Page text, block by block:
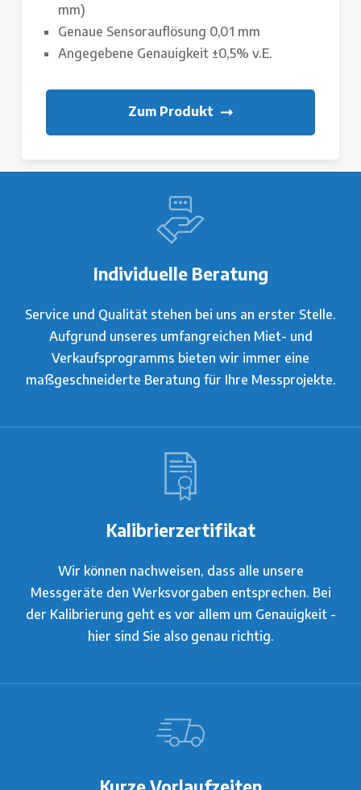
mm)
Genaue Sensorauflösung 0,01 mm
Angegebene Genauigkeit ±0,5% v.E.
Zum Produkt
Individuelle Beratung
Service und Qualität stehen bei uns an erster Stelle.
Aufgrund unseres umfangreichen Miet- und
Verkaufsprogramms bieten wir immer eine
maßgeschneiderte Beratung für Ihre Messprojekte.
Kalibrierzertifikat
Wir können nachweisen, dass alle unsere
Messgeräte den Werksvorgaben entsprechen. Bei
der Kalibrierung geht es vor allem um Genauigkeit -
hier sind Sie also genau richtig.